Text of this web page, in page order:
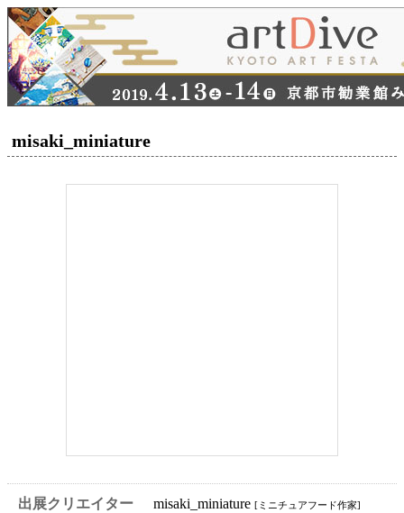
misaki_miniature
出展クリエイター misaki_miniature [ミニチュアフード作家]